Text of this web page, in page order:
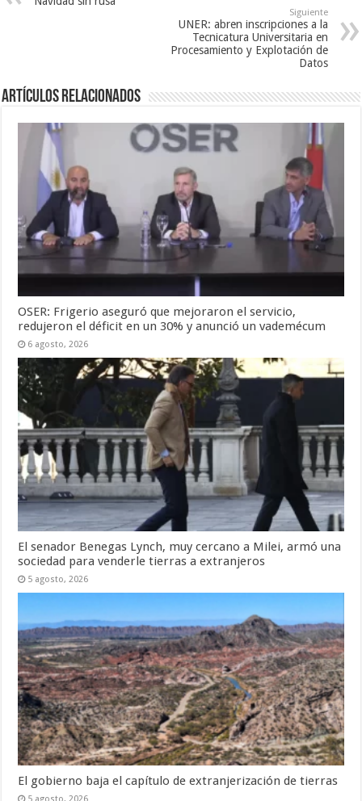
Siguiente
UNER: abren inscripciones a la
Tecnicatura Universitaria en
Procesamiento y Explotación de
Datos
Artículos Relacionados
OSER: Frigerio aseguró que mejoraron el servicio,
redujeron el déficit en un 30% y anunció un vademécum
6 agosto, 2026
El senador Benegas Lynch, muy cercano a Milei, armó una
sociedad para venderle tierras a extranjeros
5 agosto, 2026
El gobierno baja el capítulo de extranjerización de tierras